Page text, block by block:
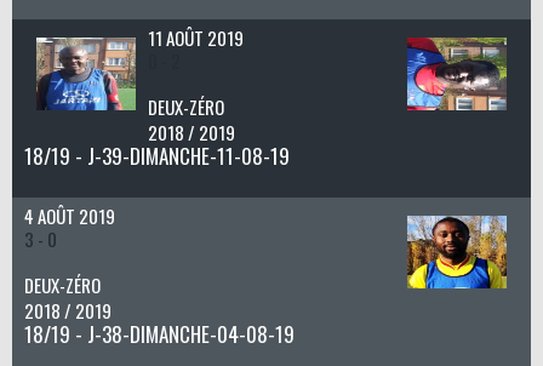
11 AOÛT 2019
DEUX-ZÉRO
2018 / 2019
18/19 - J-39-DIMANCHE-11-08-19
4 AOÛT 2019
3 - 0
DEUX-ZÉRO
2018 / 2019
18/19 - J-38-DIMANCHE-04-08-19